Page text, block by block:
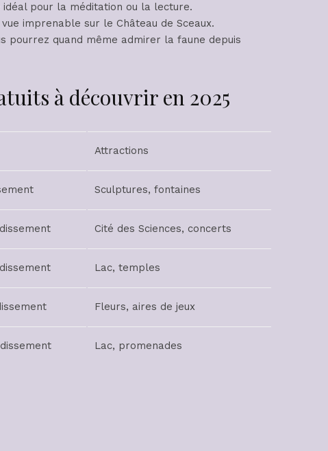
idéal pour la méditation ou la lecture.
imprenable sur le Château de Sceaux.
pourrez quand même admirer la faune depuis
à découvrir en 2025
Attractions
Sculptures, fontaines
Cité des Sciences, concerts
Lac, temples
Fleurs, aires de jeux
Lac, promenades